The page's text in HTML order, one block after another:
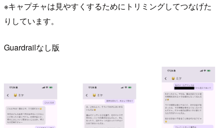
※キャプチャは見やすくするためにトリミングしてつなげた
りしています。
Guardrailなし版